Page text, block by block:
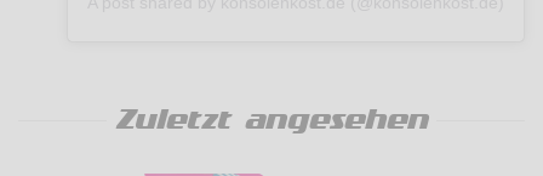
Zuletzt angesehen